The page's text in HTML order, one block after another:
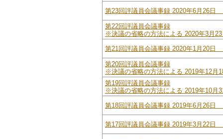
第23回評議員会議事録 2020年6月26日
第22回評議員会議事録
※決議の省略の方法による 2020年3月
第21回評議員会議事録 2020年1月20日
第20回評議員会議事録
※決議の省略の方法による 2019年12
第19回評議員会議事録
※決議の省略の方法による 2019年10
第18回評議員会議事録 2019年6月26日
第17回評議員会議事録 2019年3月22日